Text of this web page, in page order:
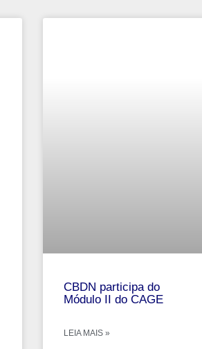
CBDN participa do
Módulo II do CAGE
LEIA MAIS »